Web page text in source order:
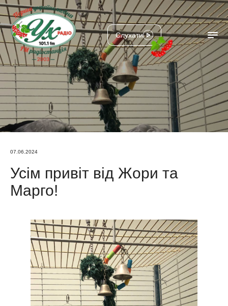
Слухати
07.06.2024
Усім привіт від Жори та
Марго!